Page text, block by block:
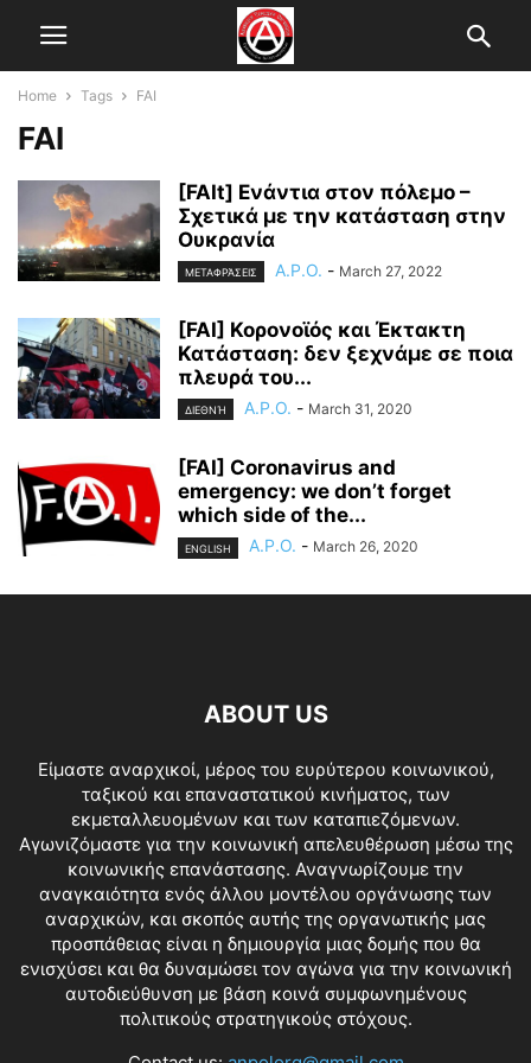
Home Tags FAI
FAI
[FAIt] Ενάντια στον πόλεμο –
Σχετικά με την κατάσταση στην
Ουκρανία
ΜΕΤΑΦΡΆΣΕΙΣ A.P.O. - March 27, 2022
[FAI] Κορονοϊός και Έκτακτη
Κατάσταση: δεν ξεχνάμε σε ποια
πλευρά του...
ΔΙΕΘΝΉ A.P.O. - March 31, 2020
[FAI] Coronavirus and
emergency: we don’t forget
which side of the...
ENGLISH A.P.O. - March 26, 2020
ABOUT US
Είμαστε αναρχικοί, μέρος του ευρύτερου κοινωνικού,
ταξικού και επαναστατικού κινήματος, των
εκμεταλλευομένων και των καταπιεζόμενων.
Αγωνιζόμαστε για την κοινωνική απελευθέρωση μέσω της
κοινωνικής επανάστασης. Αναγνωρίζουμε την
αναγκαιότητα ενός άλλου μοντέλου οργάνωσης των
αναρχικών, και σκοπός αυτής της οργανωτικής μας
προσπάθειας είναι η δημιουργία μιας δομής που θα
ενισχύσει και θα δυναμώσει τον αγώνα για την κοινωνική
αυτοδιεύθυνση με βάση κοινά συμφωνημένους
πολιτικούς στρατηγικούς στόχους.